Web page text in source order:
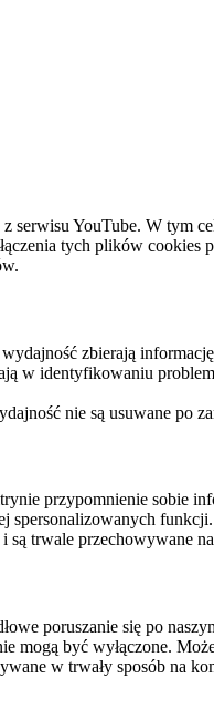
serwisu YouTube. W tym
tych plików cookies
zbierają
w identyfikowaniu
nie są usuwane po
przypomnienie sobie
spersonalizowanych
trwale przechowywane
poruszanie się po
mogą być wyłączone.
w trwały sposób na